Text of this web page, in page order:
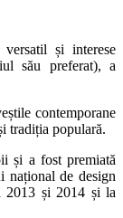
și interese
său preferat), a
contemporane
tradiția populară.
și a fost premiată
național de design
2013 și 2014 și la